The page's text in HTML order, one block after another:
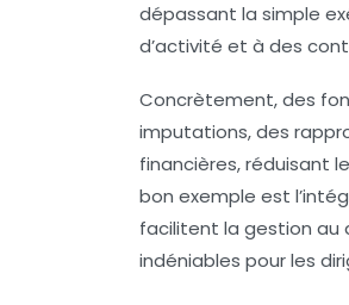
dépassant la simple
d’activité et à des
Concrètement, des
imputations, des
financières, réduisant
bon exemple est
facilitent la gestion au
indéniables pour les